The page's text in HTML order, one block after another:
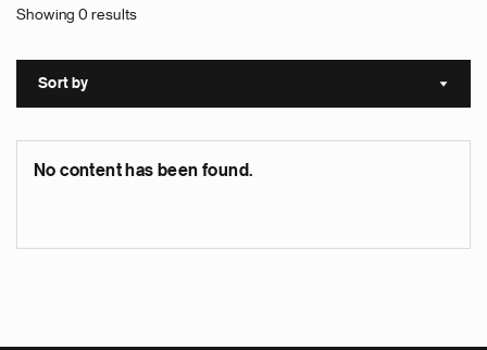
Showing 0 results
Sort by Sort
No content has been found.